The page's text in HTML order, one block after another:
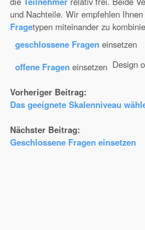
und Nachteile. Wir empfehlen
Fragetypen miteinander zu
geschlossene Fragen einsetzen
offene Fragen einsetzen Design
Vorheriger Beitrag:
Das geeignete Skalenniveau
Nächster Beitrag:
Geschlossene Fragen einsetzen